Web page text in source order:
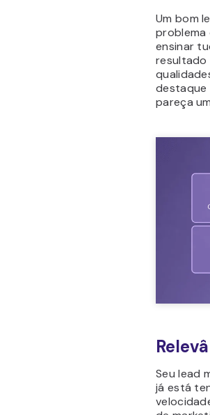
Um bom
problema
ensinar
resultado
pareça
Seu lead
já está